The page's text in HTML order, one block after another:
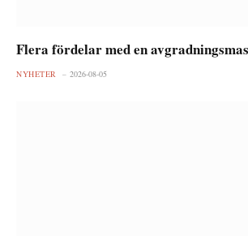
Flera fördelar med en
NYHETER 2026-08-05